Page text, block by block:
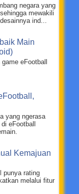
negara yang
mewakili
ind...
Main
eFootball
yang ngerasa
eFootball
Kemajuan
punya rating
melalui fitur